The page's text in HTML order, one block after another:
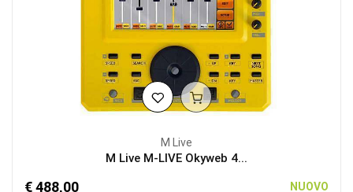
M Live
M Live M-LIVE Okyweb 4...
€ 488,00 NUOVO